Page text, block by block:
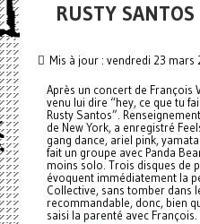
RUSTY SANTOS
Mis à jour : vendredi 23 mars
Après un concert de François
venu lui dire “hey, ce que tu
Rusty Santos”.
de New York, a enregistré
gang dance, ariel pink,
fait un groupe avec Panda
moins solo. Trois disques de
évoquent immédiatement la
Collective, sans tomber dans
recommandable, donc, bien
saisi la parenté avec François.